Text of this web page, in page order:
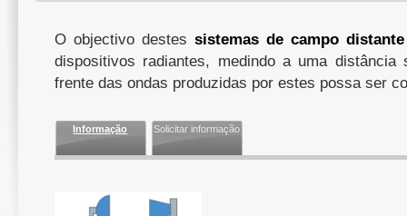
O objectivo destes sistemas de campo distante
dispositivos radiantes, medindo a uma distância
frente das ondas produzidas por estes possa ser
Informação Solicitar informação